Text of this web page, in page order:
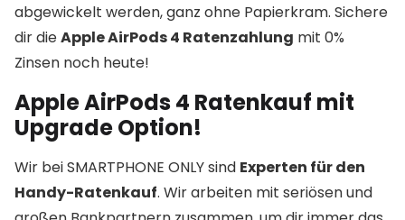
abgewickelt werden, ganz ohne Papierkram. Sichere
dir dieApple AirPods 4 Ratenzahlung mit 0%
Zinsen noch heute!
Apple AirPods 4 Ratenkauf mit
Upgrade Option!
Wir bei SMARTPHONE ONLY sind Experten für den
Handy-Ratenkauf. Wir arbeiten mit seriösen und